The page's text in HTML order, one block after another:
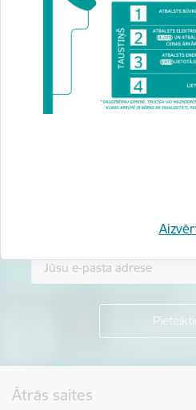
Vai šī
Sniegt
Piesakies jaunumu
Ātrās saites